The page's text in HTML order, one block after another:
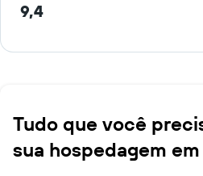
9,4
Tudo que você
sua hospedagem